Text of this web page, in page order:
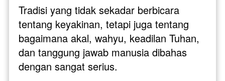
Tradisi yang tidak sekadar berbicara
tentang keyakinan, tetapi juga tentang
bagaimana akal, wahyu, keadilan Tuhan,
dan tanggung jawab manusia dibahas
dengan sangat serius.